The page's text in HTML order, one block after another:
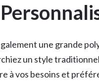
une grande
un style
à vos besoins et